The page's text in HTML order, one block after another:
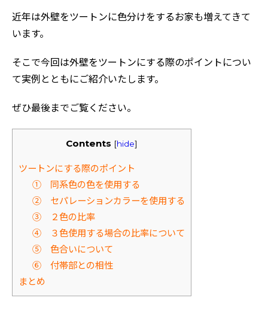
近年は外壁をツートンに色分けをするお家も増えてきて
います。
そこで今回は外壁をツートンにする際のポイントについ
て実例とともにご紹介いたします。
ぜひ最後までご覧ください。
Contents [hide]
ツートンにする際のポイント
① 同系色の色を使用する
② セパレーションカラーを使用する
③ ２色の比率
④ ３色使用する場合の比率について
⑤ 色合いについて
⑥ 付帯部との相性
まとめ